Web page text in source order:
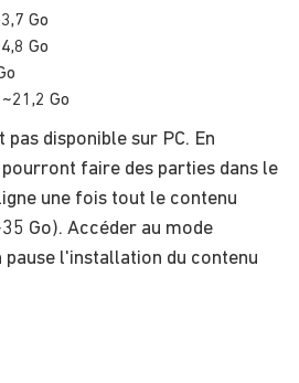
Go
Go
~21,2 Go
disponible sur PC. En
faire des parties dans le
une fois tout le contenu
Go). Accéder au mode
l'installation du contenu